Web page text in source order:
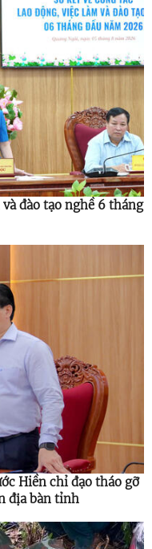
đào tạo nghề 6 tháng
Hiền chỉ đạo tháo gỡ
địa bàn tỉnh